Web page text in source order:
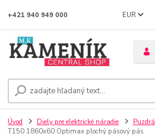
EUR
+421 940 949 000
Úvod Diely pre elektrické náradie Puzdrá
T150 1860x60 Optimax plochý pásový pás